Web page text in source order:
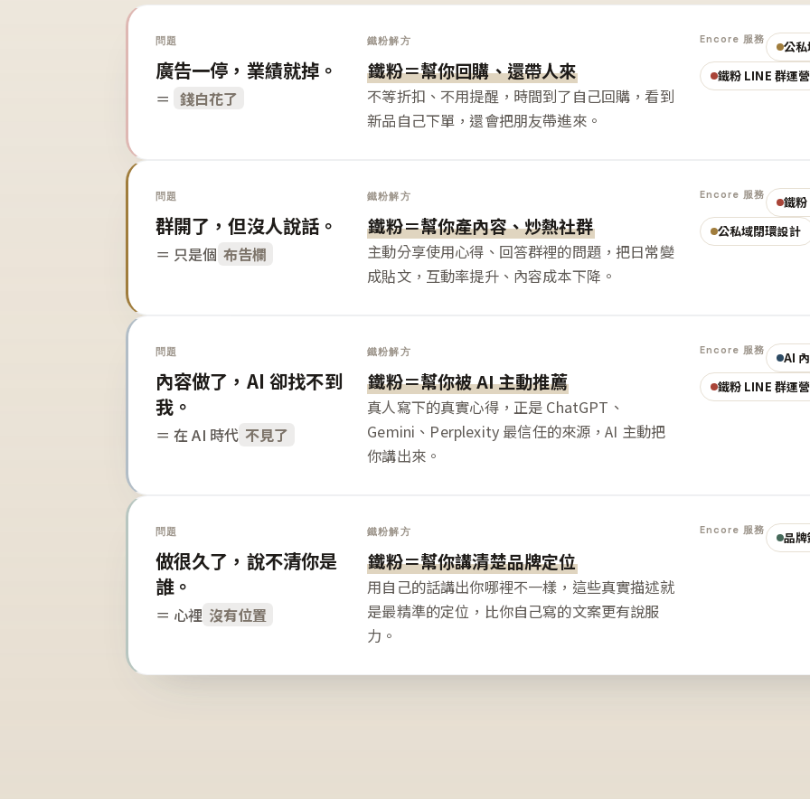
問題
廣告一停，業績就掉。
＝ 錢白花了
鐵粉解方
鐵粉＝幫你回購、還帶人來
不等折扣、不用提醒，時間到了自己回購，看到
新品自己下單，還會把朋友帶進來。
Encore 服務
公
鐵粉 LINE 群運營
問題
群開了，但沒人說話。
＝ 只是個 布告欄
鐵粉解方
鐵粉＝幫你產內容、炒熱社群
主動分享使用心得、回答群裡的問題，把日常變
成貼文，互動率提升、內容成本下降。
Encore 服務
鐵
公私域閉環設計
問題
內容做了，AI 卻找不到
我。
＝ 在 AI 時代 不見了
鐵粉解方
鐵粉＝幫你被 AI 主動推薦
真人寫下的真實心得，正是 ChatGPT、
Gemini、Perplexity 最信任的來源，AI 主動把
你講出來。
Encore 服務
AI
鐵粉 LINE 群運營
問題
做很久了，說不清你是
誰。
＝ 心裡 沒有位置
鐵粉解方
鐵粉＝幫你講清楚品牌定位
用自己的話講出你哪裡不一樣，這些真實描述就
是最精準的定位，比你自己寫的文案更有說服
力。
Encore 服務 品